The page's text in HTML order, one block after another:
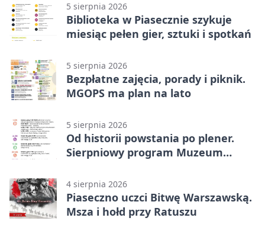
5 sierpnia 2026
Biblioteka w Piasecznie szykuje
miesiąc pełen gier, sztuki i spotkań
5 sierpnia 2026
Bezpłatne zajęcia, porady i piknik.
MGOPS ma plan na lato
5 sierpnia 2026
Od historii powstania po plener.
Sierpniowy program Muzeum
4 sierpnia 2026
Piaseczno uczci Bitwę Warszawską.
Msza i hołd przy Ratuszu